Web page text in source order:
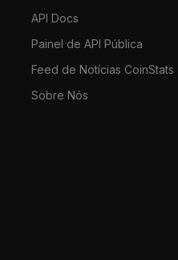
API Docs
Painel de API Pública
Feed de Notícias CoinStats
Sobre Nós